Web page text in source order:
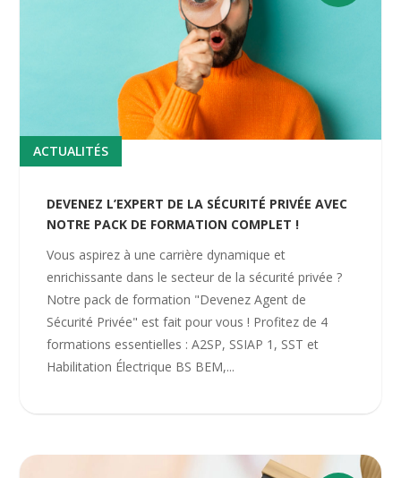
DEVENEZ L’EXPERT DE LA SÉCURITÉ PRIVÉE AVEC
NOTRE PACK DE FORMATION COMPLET !
ACTUALITÉS
Vous aspirez à une carrière dynamique et
enrichissante dans le secteur de la sécurité privée ?
Notre pack de formation "Devenez Agent de
Sécurité Privée" est fait pour vous ! Profitez de 4
formations essentielles : A2SP, SSIAP 1, SST et
Habilitation Électrique BS BEM,...